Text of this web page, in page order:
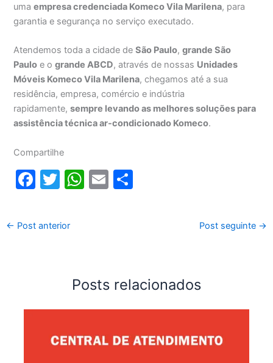
umaempresa credenciada Komeco Vila Marilena, para
garantia e segurança no serviço executado.
Atendemos toda a cidade deSão Paulo,grande São
Paulo e ogrande ABCD, através de nossas Unidades
Móveis Komeco Vila Marilena, chegamos até a sua
residência, empresa, comércio e indústria
rapidamente,sempre levando as melhores soluções para
assistência técnica ar-condicionado Komeco.
Compartilhe
F
c
e
k
T
itt
er
W
p
p
E
← Post anterior Post seguinte →
Posts relacionados